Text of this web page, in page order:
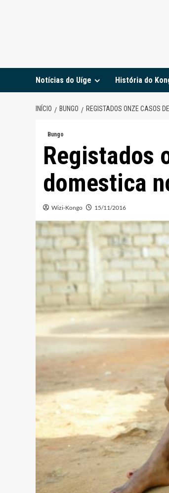
Notícias do Uíge História do
INÍCIO BUNGO REGISTADOS ONZE CASOS
Bungo
Registados
domestica
Wizi-Kongo 15/11/2016